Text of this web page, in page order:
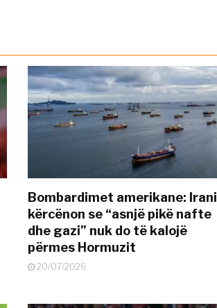
Bombardimet amerikane: Irani
kërcënon se “asnjë pikë nafte
dhe gazi” nuk do të kalojë
përmes Hormuzit
20/07/2026